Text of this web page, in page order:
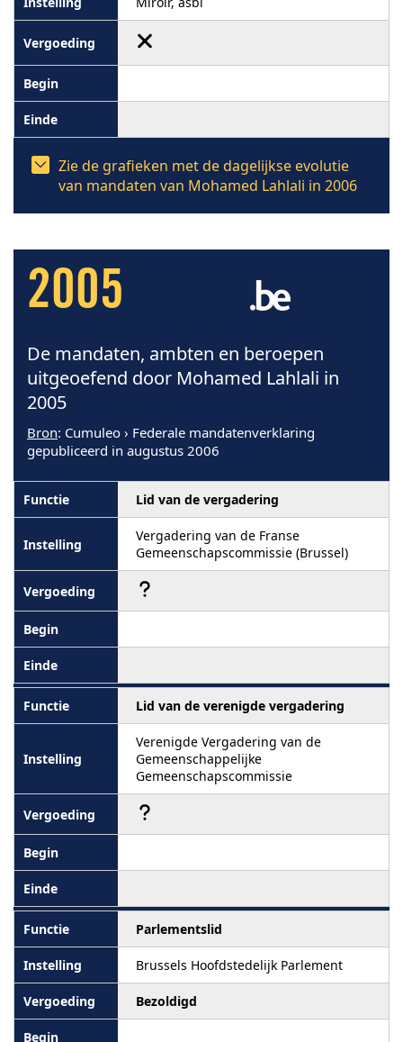
Zie de grafieken met de dagelijkse evolutie
van mandaten van Mohamed Lahlali in 2006
2005
De mandaten, ambten en beroepen
uitgeoefend door Mohamed Lahlali in
2005
Bron: Cumuleo › Federale mandatenverklaring
gepubliceerd in augustus 2006
Lid van de vergadering
Vergadering van de Franse
Gemeenschapscommissie (Brussel)
Lid van de verenigde vergadering
Verenigde Vergadering van de
Gemeenschappelijke
Gemeenschapscommissie
Parlementslid
Brussels Hoofdstedelijk Parlement
Bezoldigd